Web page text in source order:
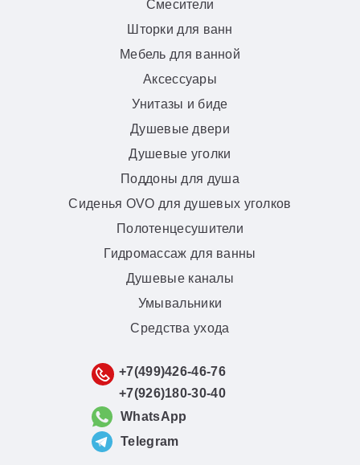
Смесители
Шторки для ванн
Мебель для ванной
Аксессуары
Унитазы и биде
Душевые двери
Душевые уголки
Поддоны для душа
Сиденья OVO для душевых уголков
Полотенцесушители
Гидромассаж для ванны
Душевые каналы
Умывальники
Средства ухода
+7(499)426-46-76
+7(926)180-30-40
WhatsApp
Telegram